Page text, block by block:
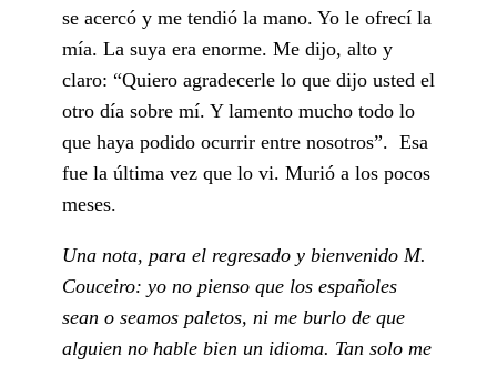
se acercó y me tendió la mano. Yo le ofrecí la
mía. La suya era enorme. Me dijo, alto y
claro: “Quiero agradecerle lo que dijo usted el
otro día sobre mí. Y lamento mucho todo lo
que haya podido ocurrir entre nosotros”. Esa
fue la última vez que lo vi. Murió a los pocos
meses.
Una nota, para el regresado y bienvenido M.
Couceiro: yo no pienso que los españoles
sean o seamos paletos, ni me burlo de que
alguien no hable bien un idioma. Tan solo me